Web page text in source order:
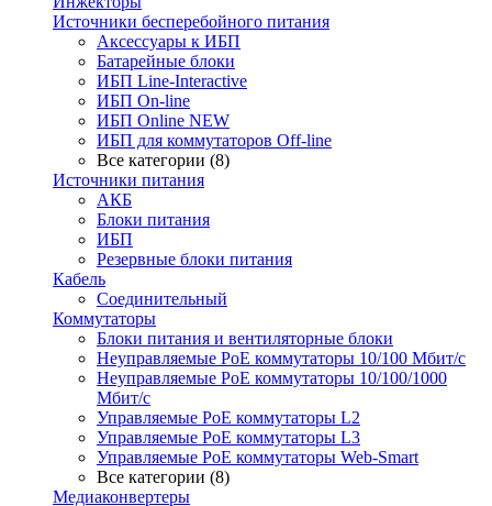
Источники бесперебойного питания
Аксессуары к ИБП
Батарейные блоки
ИБП Line-Interactive
ИБП On-line
ИБП Online NEW
ИБП для коммутаторов Off-line
Все категории (8)
Источники питания
АКБ
Блоки питания
ИБП
Резервные блоки питания
Кабель
Соединительный
Коммутаторы
Блоки питания и вентиляторные блоки
Неуправляемые PoE коммутаторы 10/100 Мбит/с
Неуправляемые PoE коммутаторы 10/100/1000
Мбит/с
Управляемые PoE коммутаторы L2
Управляемые PoE коммутаторы L3
Управляемые PoE коммутаторы Web-Smart
Все категории (8)
Медиаконвертеры